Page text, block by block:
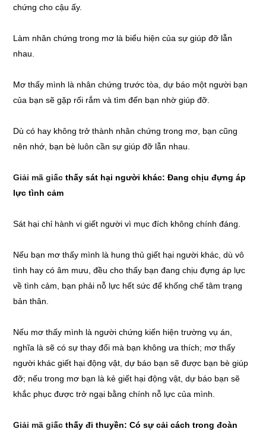
chứng cho cậu ấy.
Làm nhân chứng trong mơ là biểu hiện của sự giúp đỡ lẫn
nhau.
Mơ thấy mình là nhân chứng trước tòa, dự báo một người bạn
của bạn sẽ gặp rối rắm và tìm đến bạn nhờ giúp đỡ.
Dù có hay không trở thành nhân chứng trong mơ, bạn cũng
nên nhớ, bạn bè luôn cần sự giúp đỡ lẫn nhau.
Giải mã giấcthấy sát hại người khác: Đang chịu đựng áp
lực tình cảm
Sát hại chỉ hành vi giết người vì mục đích không chính đáng.
Nếu bạn mơ thấy mình là hung thủ giết hại người khác, dù vô
tình hay có âm mưu, đều cho thấy bạn đang chịu đựng áp lực
về tình cảm, bạn phải nỗ lực hết sức để khống chế tâm trạng
bản thân.
Nếu mơ thấy mình là người chứng kiến hiện trường vụ án,
nghĩa là sẽ có sự thay đổi mà bạn không ưa thích; mơ thấy
người khác giết hại động vật, dự báo bạn sẽ được bạn bè giúp
đỡ; nếu trong mơ bạn là kẻ giết hại động vật, dự báo bạn sẽ
khắc phục được trở ngại bằng chính nỗ lực của mình.
Giải mã giấcthấy đi thuyền: Có sự cải cách trong đoàn